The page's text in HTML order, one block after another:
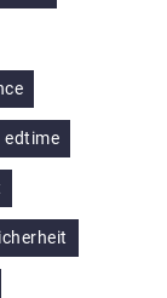
edtime